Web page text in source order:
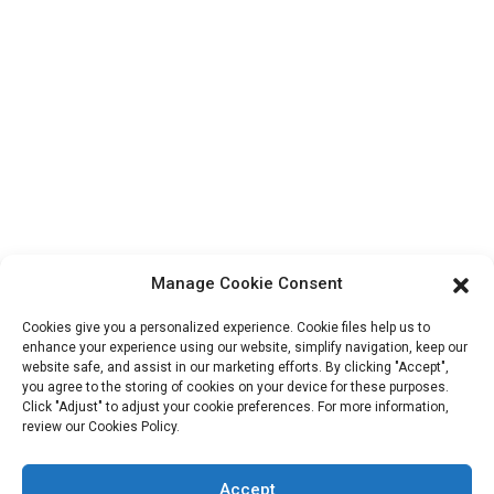
informations sur nos offres.
Contactez-Nous
Manage Cookie Consent
Cookies give you a personalized experience. Cookie files help us to
enhance your experience using our website, simplify navigation, keep our
website safe, and assist in our marketing efforts. By clicking "Accept",
you agree to the storing of cookies on your device for these purposes.
Click "Adjust" to adjust your cookie preferences. For more information,
review our Cookies Policy.
Accept